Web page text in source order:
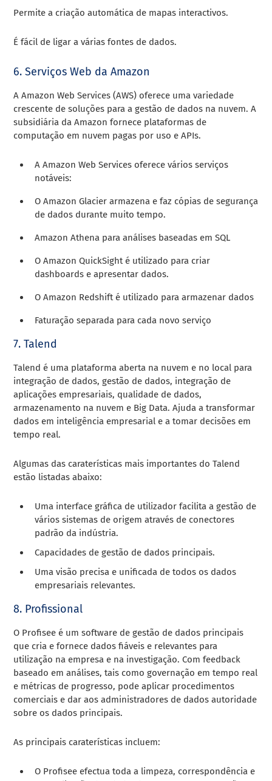
Permite a criação automática de mapas interactivos.
É fácil de ligar a várias fontes de dados.
6. Serviços Web da Amazon
A Amazon Web Services (AWS) oferece uma variedade
crescente de soluções para a gestão de dados na nuvem. A
subsidiária da Amazon fornece plataformas de
computação em nuvem pagas por uso e APIs.
A Amazon Web Services oferece vários serviços
notáveis:
O Amazon Glacier armazena e faz cópias de segurança
de dados durante muito tempo.
Amazon Athena para análises baseadas em SQL
O Amazon QuickSight é utilizado para criar
dashboards e apresentar dados.
O Amazon Redshift é utilizado para armazenar dados
Faturação separada para cada novo serviço
7. Talend
Talend é uma plataforma aberta na nuvem e no local para
integração de dados, gestão de dados, integração de
aplicações empresariais, qualidade de dados,
armazenamento na nuvem e Big Data. Ajuda a transformar
dados em inteligência empresarial e a tomar decisões em
tempo real.
Algumas das caraterísticas mais importantes do Talend
estão listadas abaixo:
Uma interface gráfica de utilizador facilita a gestão de
vários sistemas de origem através de conectores
padrão da indústria.
Capacidades de gestão de dados principais.
Uma visão precisa e unificada de todos os dados
empresariais relevantes.
8. Profissional
O Profisee é um software de gestão de dados principais
que cria e fornece dados fiáveis e relevantes para
utilização na empresa e na investigação. Com feedback
baseado em análises, tais como governação em tempo real
e métricas de progresso, pode aplicar procedimentos
comerciais e dar aos administradores de dados autoridade
sobre os dados principais.
As principais caraterísticas incluem:
O Profisee efectua toda a limpeza, correspondência e